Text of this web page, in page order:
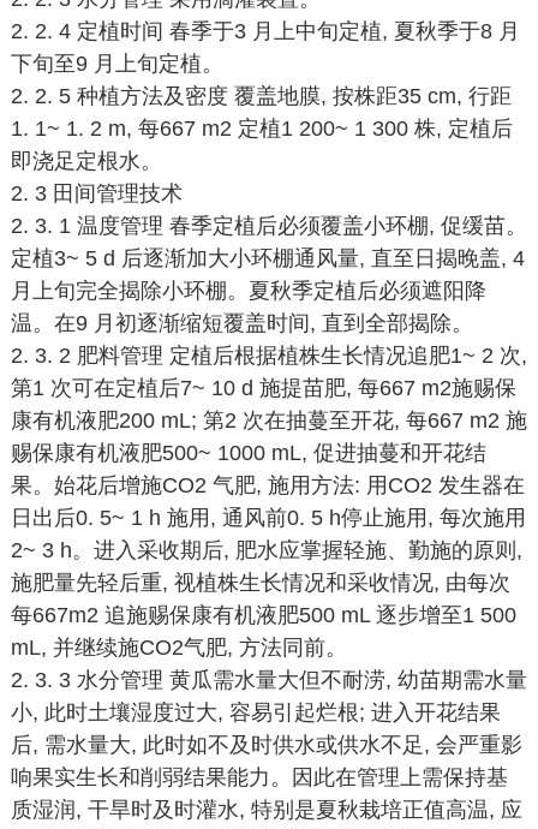
2. 2. 4 定植时间 春季于3 月上中旬定植, 夏秋季于8 月
下旬至9 月上旬定植。
2. 2. 5 种植方法及密度 覆盖地膜, 按株距35 cm, 行距
1. 1~ 1. 2 m, 每667 m2 定植1 200~ 1 300 株, 定植后
即浇足定根水。
2. 3 田间管理技术
2. 3. 1 温度管理 春季定植后必须覆盖小环棚, 促缓苗。
定植3~ 5 d 后逐渐加大小环棚通风量, 直至日揭晚盖, 4
月上旬完全揭除小环棚。夏秋季定植后必须遮阳降
温。在9 月初逐渐缩短覆盖时间, 直到全部揭除。
2. 3. 2 肥料管理 定植后根据植株生长情况追肥1~ 2 次,
第1 次可在定植后7~ 10 d 施提苗肥, 每667 m2施赐保
康有机液肥200 mL; 第2 次在抽蔓至开花, 每667 m2 施
赐保康有机液肥500~ 1000 mL, 促进抽蔓和开花结
果。始花后增施CO2 气肥, 施用方法: 用CO2 发生器在
日出后0. 5~ 1 h 施用, 通风前0. 5 h停止施用, 每次施用
2~ 3 h。进入采收期后, 肥水应掌握轻施、勤施的原则,
施肥量先轻后重, 视植株生长情况和采收情况, 由每次
每667m2 追施赐保康有机液肥500 mL 逐步增至1 500
mL, 并继续施CO2气肥, 方法同前。
2. 3. 3 水分管理 黄瓜需水量大但不耐涝, 幼苗期需水量
小, 此时土壤湿度过大, 容易引起烂根; 进入开花结果
后, 需水量大, 此时如不及时供水或供水不足, 会严重影
响果实生长和削弱结果能力。因此在管理上需保持基
质湿润, 干旱时及时灌水, 特别是夏秋栽培正值高温, 应